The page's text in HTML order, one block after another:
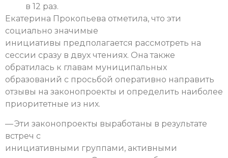
в 12 раз.
Екатерина Прокопьева отметила, что эти
социально значимые
инициативы предполагается рассмотреть на
сессии сразу в двух чтениях. Она также
обратилась к главам муниципальных
образований с просьбой оперативно направить
отзывы на законопроекты и определить наиболее
приоритетные из них.
— Эти законопроекты выработаны в результате
встреч с
инициативными группами, активными